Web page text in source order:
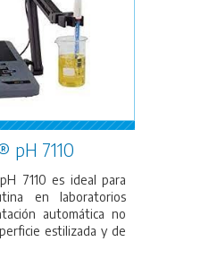
pH 7110
7110 es ideal para
en laboratorios
automática no
estilizada y de